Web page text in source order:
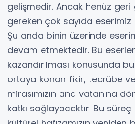
gelişmedir. Ancak henüz geri
gereken çok sayıda eserimiz
Şu anda binin üzerinde
devam etmektedir. Bu
kazandırılması konusunda
ortaya konan fikir, tecrübe
mirasımızın ana vatanına
katkı sağlayacaktır. Bu